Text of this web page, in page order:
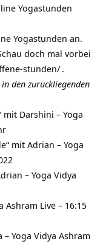
Yogastunden
Yogastunden an.
doch mal vorbei
stunden/ .
den zurückliegenden
Darshini – Yoga
mit Adrian – Yoga
– Yoga Vidya
Ashram Live – 16:15
Yoga Vidya Ashram